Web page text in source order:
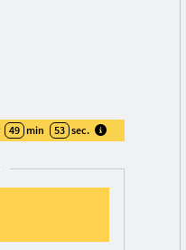
49 min 52 sec.